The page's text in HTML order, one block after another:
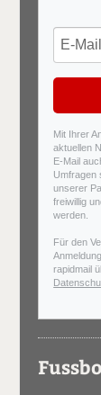
Mit Ihrer
aktuellen
E-Mail
Umfragen
unserer
freiwillig
werden.
Für den
rapidmail